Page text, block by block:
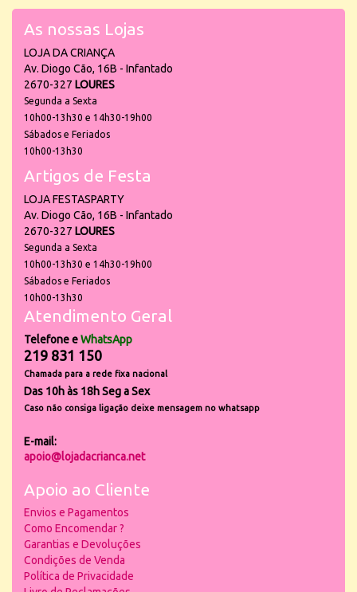
As nossas Lojas
LOJA DA CRIANÇA
Av. Diogo Cão, 16B - Infantado
2670-327 LOURES
Segunda a Sexta
10h00-13h30 e 14h30-19h00
Sábados e Feriados
10h00-13h30
Artigos de Festa
LOJA FESTASPARTY
Av. Diogo Cão, 16B - Infantado
2670-327 LOURES
Segunda a Sexta
10h00-13h30 e 14h30-19h00
Sábados e Feriados
10h00-13h30
Atendimento Geral
Telefone eWhatsApp
219 831 150
Chamada para a rede fixa nacional
Das 10h às 18h Seg a Sex
Caso não consiga ligação deixe mensagem no whatsapp
E-mail:
apoio@lojadacrianca.net
Apoio ao Cliente
Envios e Pagamentos
Como Encomendar ?
Garantias e Devoluções
Condições de Venda
Política de Privacidade